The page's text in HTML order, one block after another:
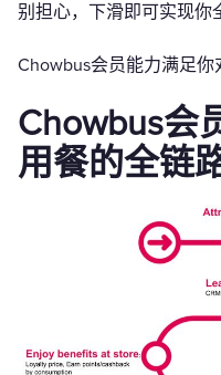
别担心，下滑即可实现你
Chowbus会员能力满足
Chowbus会
用餐的全链